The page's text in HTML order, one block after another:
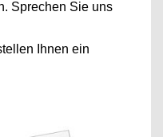
Sprechen Sie uns
Ihnen ein